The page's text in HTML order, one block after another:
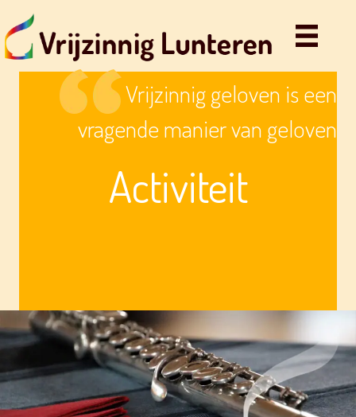
Vrijzinnig geloven is een
vragende manier van geloven
Activiteit